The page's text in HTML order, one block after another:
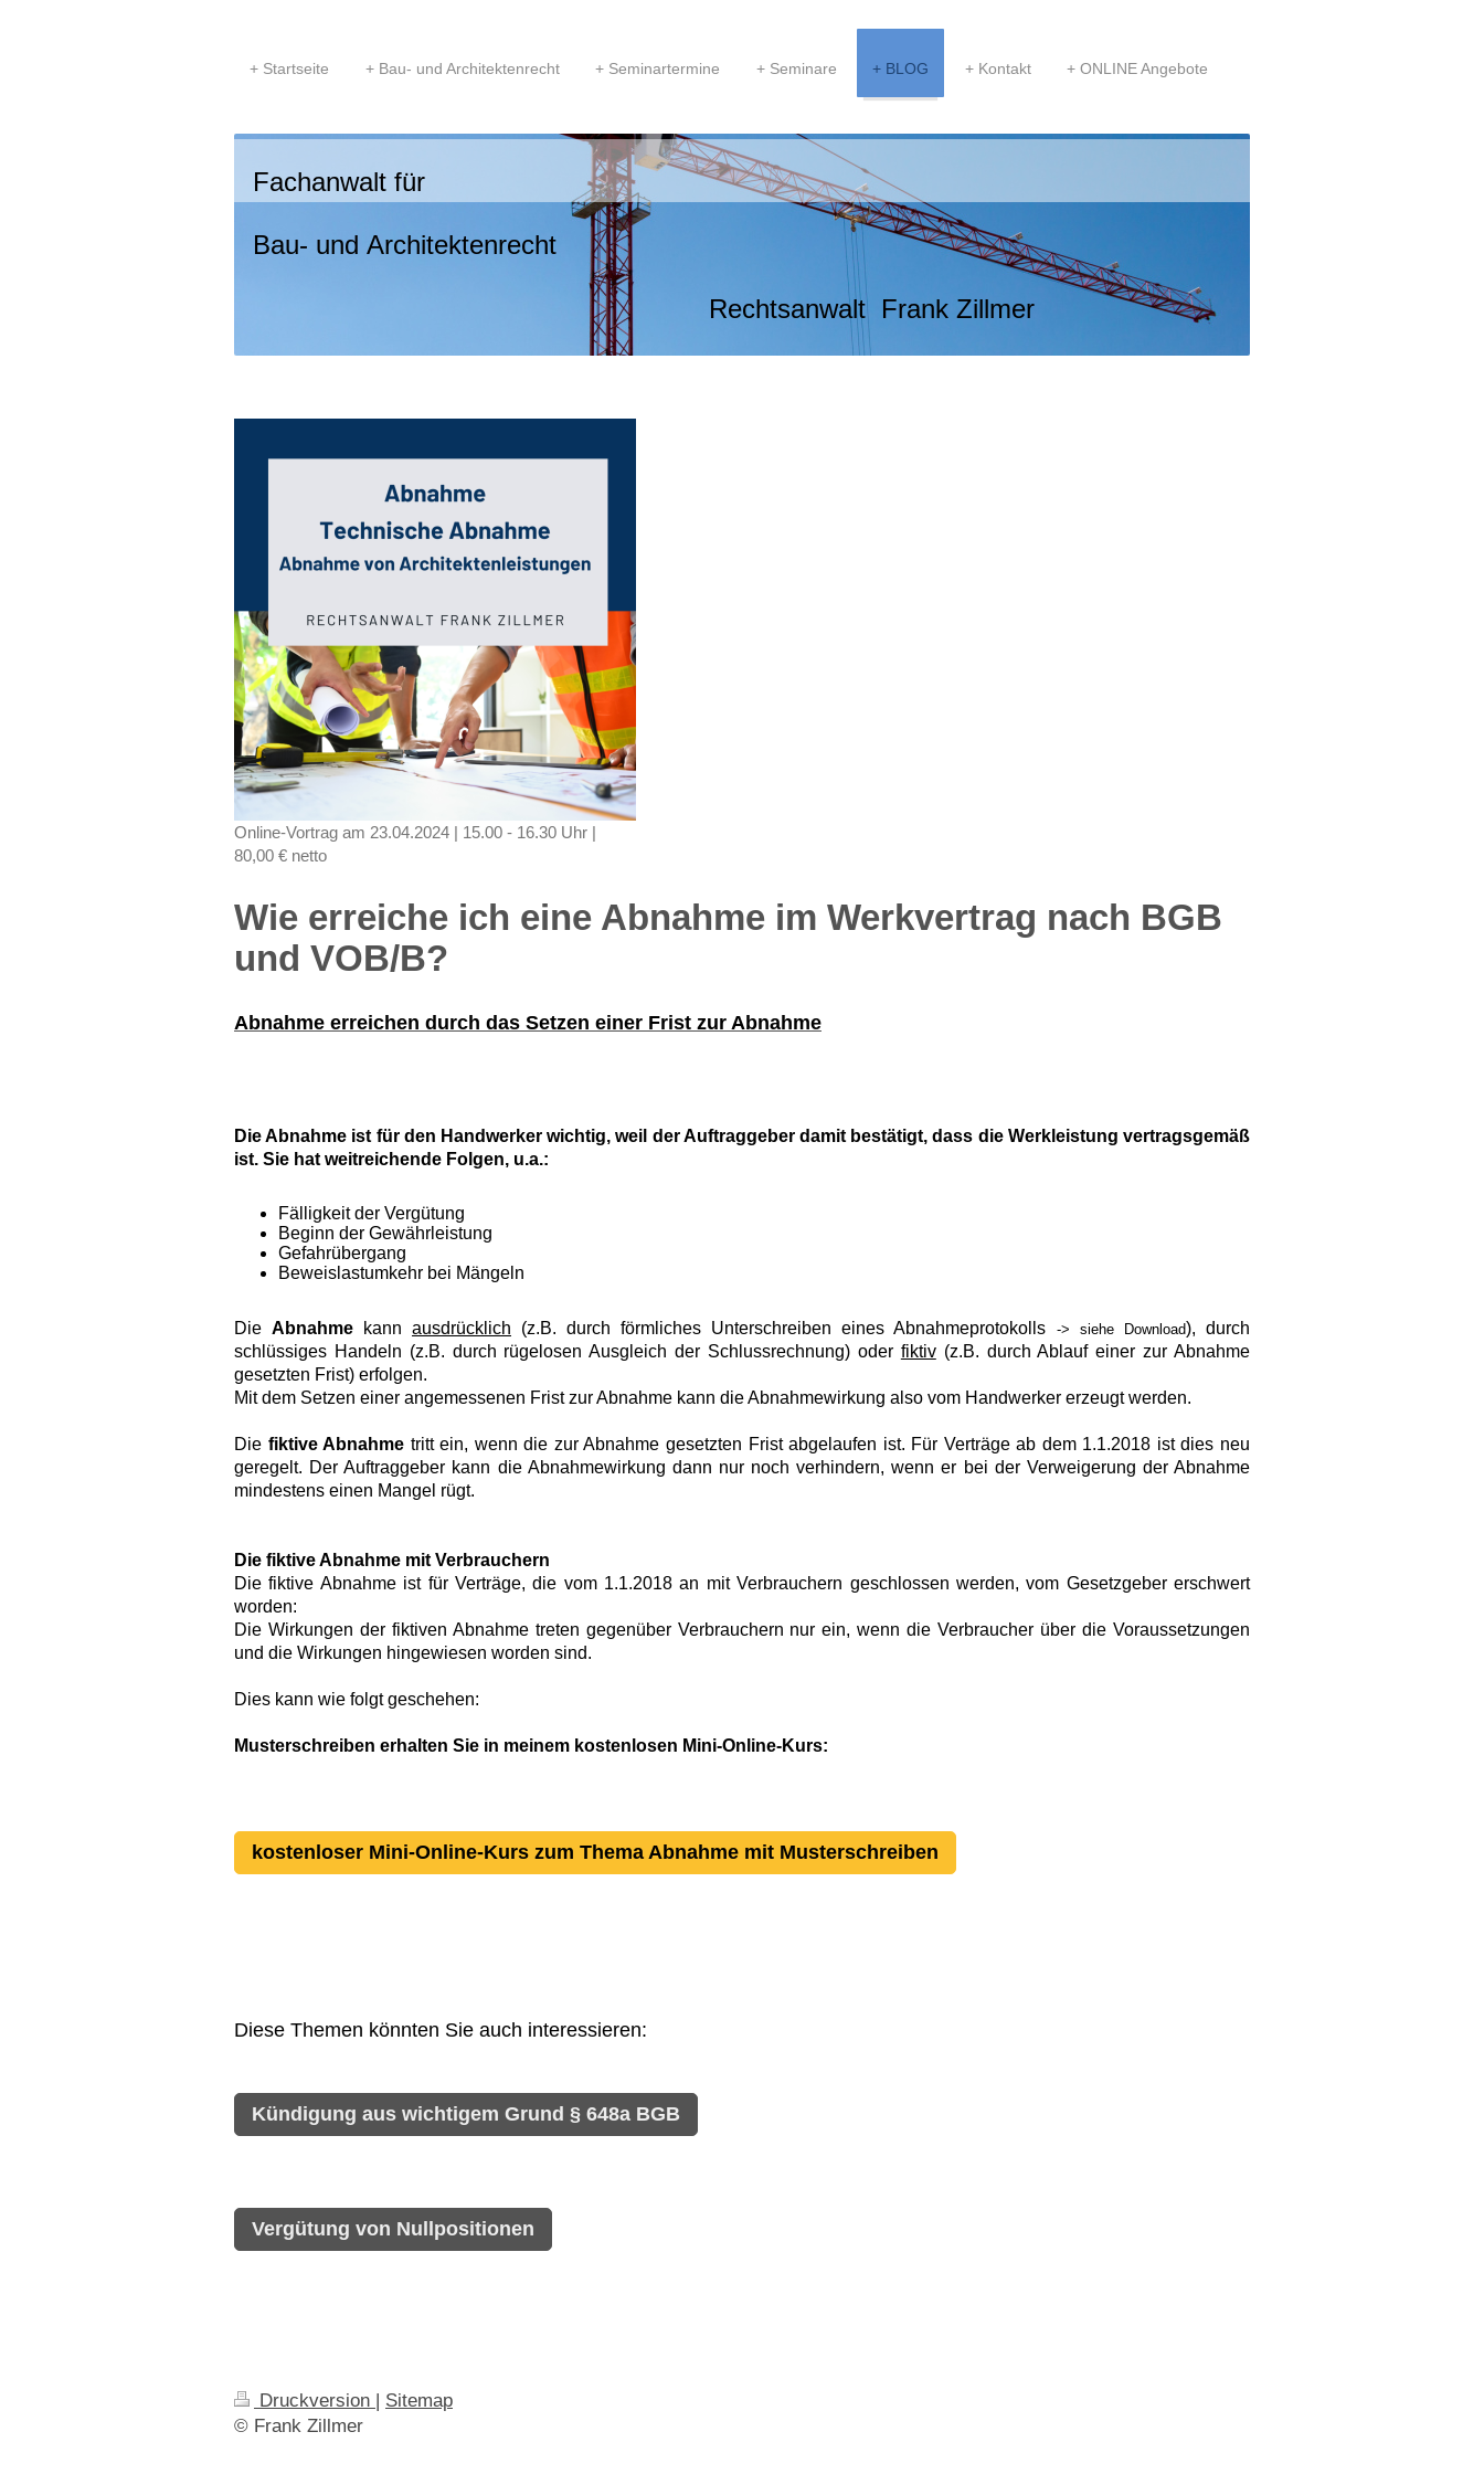
Startseite Bau- und Architektenrecht Seminartermine Seminare BLOG Kontakt ONLINE Angebote
Fachanwalt für
Bau- und Architektenrecht
Rechtsanwalt Frank Zillmer
Online-Vortrag am 23.04.2024 | 15.00 - 16.30 Uhr |
80,00 € netto
Wie erreiche ich eine Abnahme im Werkvertrag nach BGB
und VOB/B?
Abnahme erreichen durch das Setzen einer Frist zur Abnahme
Die Abnahme ist für den Handwerker wichtig, weil der Auftraggeber damit bestätigt, dass die Werkleistung vertragsgemäß
ist. Sie hat weitreichende Folgen, u.a.:
Fälligkeit der Vergütung
Beginn der Gewährleistung
Gefahrübergang
Beweislastumkehr bei Mängeln
Die Abnahme kann ausdrücklich (z.B. durch förmliches Unterschreiben eines Abnahmeprotokolls -> siehe Download), durch
schlüssiges Handeln (z.B. durch rügelosen Ausgleich der Schlussrechnung) oder fiktiv(z.B. durch Ablauf einer zur Abnahme
gesetzten Frist) erfolgen.
Mit dem Setzen einer angemessenen Frist zur Abnahme kann die Abnahmewirkung also vom Handwerker erzeugt werden.
Die fiktive Abnahme tritt ein, wenn die zur Abnahme gesetzten Frist abgelaufen ist. Für Verträge ab dem 1.1.2018 ist dies neu
geregelt. Der Auftraggeber kann die Abnahmewirkung dann nur noch verhindern, wenn er bei der Verweigerung der Abnahme
mindestens einen Mangel rügt.
Die fiktive Abnahme mit Verbrauchern
Die fiktive Abnahme ist für Verträge, die vom 1.1.2018 an mit Verbrauchern geschlossen werden, vom Gesetzgeber erschwert
worden:
Die Wirkungen der fiktiven Abnahme treten gegenüber Verbrauchern nur ein, wenn die Verbraucher über die Voraussetzungen
und die Wirkungen hingewiesen worden sind.
Dies kann wie folgt geschehen:
Musterschreiben erhalten Sie in meinem kostenlosen Mini-Online-Kurs:
kostenloser Mini-Online-Kurs zum Thema Abnahme mit Musterschreiben
Diese Themen könnten Sie auch interessieren:
Kündigung aus wichtigem Grund § 648a BGB
Vergütung von Nullpositionen
Druckversion | Sitemap
© Frank Zillmer